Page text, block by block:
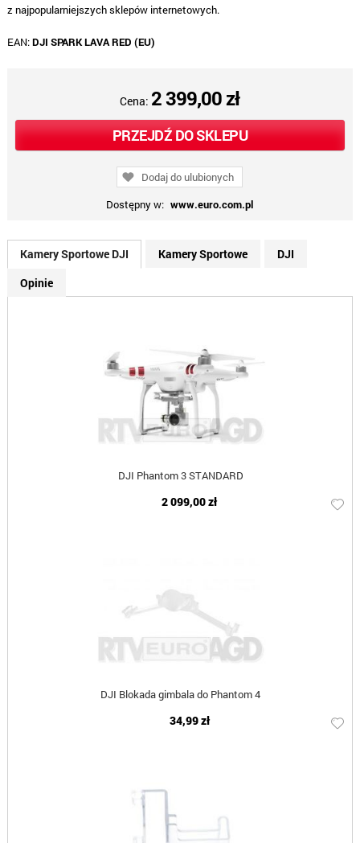
z najpopularniejszych sklepów internetowych.
EAN:DJI SPARK LAVA RED (EU)
Cena: 2 399,00 zł
PRZEJDŹ DO SKLEPU
Dodaj do ulubionych
Dostępny w: www.euro.com.pl
Kamery Sportowe DJI Kamery Sportowe
DJI
Opinie
DJI Phantom 3 STANDARD
2 099,00 zł
DJI Blokada gimbala do Phantom 4
34,99 zł